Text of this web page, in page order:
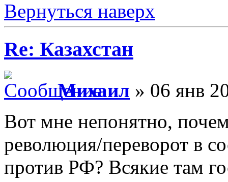
Вернуться наверх
Re: Казахстан
Михаил » 06 янв
Вот мне непонятно,
революция/переворот в
против РФ? Всякие там